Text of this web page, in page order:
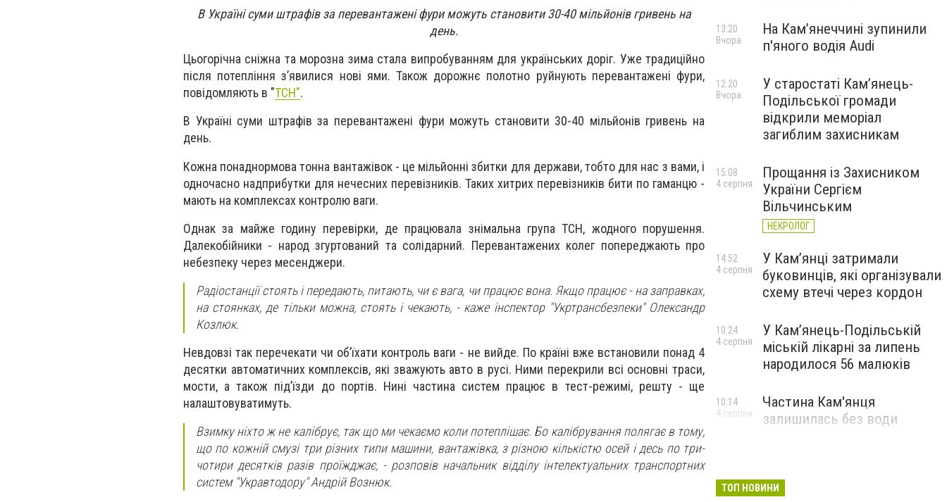
В Україні суми штрафів за перевантажені фури можуть становити 30-40 мільйонів гривень на
день.
Цьогорічна сніжна та морозна зима стала випробуванням для українських доріг. Уже традиційно
після потепління з’явилися нові ями. Також дорожнє полотно руйнують перевантажені фури,
повідомляють в "ТСН".
В Україні суми штрафів за перевантажені фури можуть становити 30-40 мільйонів гривень на
день.
Кожна понаднормова тонна вантажівок - це мільйонні збитки для держави, тобто для нас з вами, і
одночасно надприбутки для нечесних перевізників. Таких хитрих перевізників бити по гаманцю -
мають на комплексах контролю ваги.
Однак за майже годину перевірки, де працювала знімальна група ТСН, жодного порушення.
Далекобійники - народ згуртований та солідарний. Перевантажених колег попереджають про
небезпеку через месенджери.
Радіостанції стоять і передають, питають, чи є вага, чи працює вона. Якщо працює - на заправках,
на стоянках, де тільки можна, стоять і чекають, - каже інспектор "Укртрансбезпеки" Олександр
Козлюк.
Невдовзі так перечекати чи об’їхати контроль ваги - не вийде. По країні вже встановили понад 4
десятки автоматичних комплексів, які зважують авто в русі. Ними перекрили всі основні траси,
мости, а також під’їзди до портів. Нині частина систем працює в тест-режимі, решту - ще
налаштовуватимуть.
Взимку ніхто ж не калібрує, так що ми чекаємо коли потеплішає. Бо калібрування полягає в тому,
що по кожній смузі три різних типи машини, вантажівка, з різною кількістю осей і десь по три-
чотири десятків разів проїжджає, - розповів начальник відділу інтелектуальних транспортних
систем "Укравтодору" Андрій Вознюк.
На Камʼянеччині зупинили
п'яного водія Audi
13:20
Вчора
У старостаті Кам’янець-
Подільської громади
відкрили меморіал
загиблим захисникам
12:20
Вчора
Прощання із Захисником
України Сергієм
Вільчинським
НЕКРОЛОГ
15:08
4 серпня
У Кам’янці затримали
буковинців, які організували
схему втечі через кордон
14:52
4 серпня
У Кам’янець-Подільській
міській лікарні за липень
народилося 56 малюків
10:24
4 серпня
Частина Кам'янця
залишилась без води
10:14
4 серпня
ТОП НОВИНИ